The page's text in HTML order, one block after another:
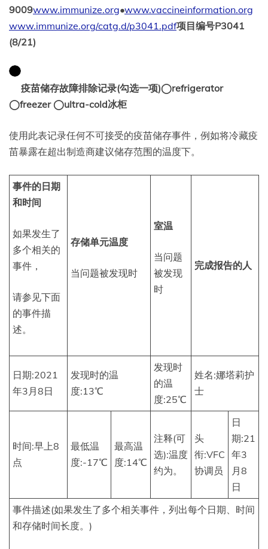
9009www.immunize.org•www.vaccineinformation.org
www.immunize.org/catg.d/p3041.pdf项目编号P3041
(8/21)
疫苗储存故障排除记录(勾选一项)◯refrigerator
◯freezer ◯ultra-cold冰柜
使用此表记录任何不可接受的疫苗储存事件，例如将冷藏疫
苗暴露在超出制造商建议储存范围的温度下。
事件的日期
和时间
如果发生了
多个相关的
事件，
请参见下面
的事件描
述。
存储单元温度
当问题被发现时
室温
当问题
被发现
时
完成报告的人
日期:2021
年3月8日
发现时的温
度:13℃
发现时
的温
度:25℃
姓名:娜塔莉护
士
时间:早上8
点
最低温
度:-17℃
最高温
度:14℃
注释(可
选):温度
约为。
头
衔:VFC
协调员
日
期:21
年3
月8
日
事件描述(如果发生了多个相关事件，列出每个日期、时间
和存储时间长度。)